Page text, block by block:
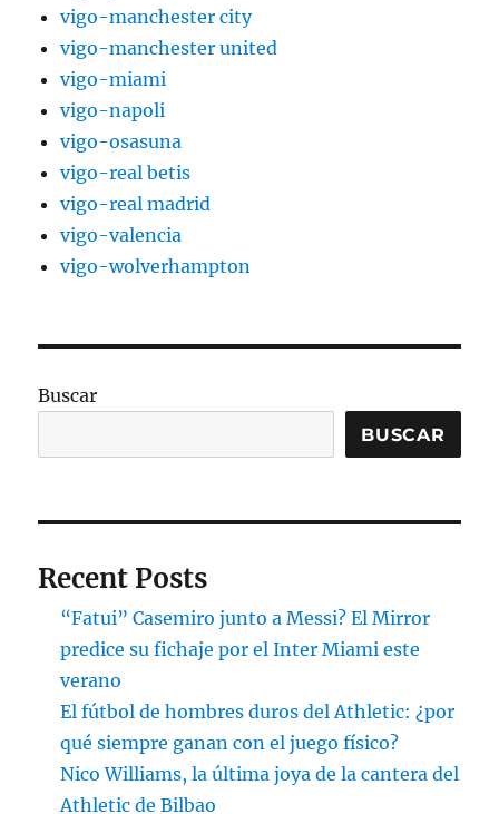
vigo-manchester city
vigo-manchester united
vigo-miami
vigo-napoli
vigo-osasuna
vigo-real betis
vigo-real madrid
vigo-valencia
vigo-wolverhampton
Buscar
BUSCAR
Recent Posts
“Fatui” Casemiro junto a Messi? El Mirror
predice su fichaje por el Inter Miami este
verano
El fútbol de hombres duros del Athletic: ¿por
qué siempre ganan con el juego físico?
Nico Williams, la última joya de la cantera del
Athletic de Bilbao